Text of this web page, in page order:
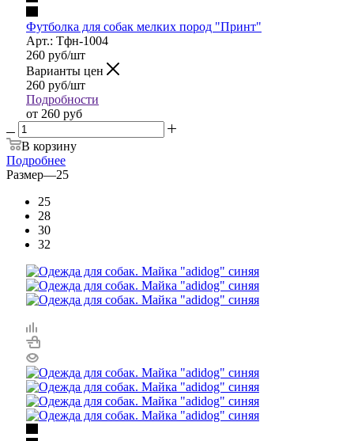
Футболка для собак мелких пород "Принт"
Арт.: Тфн-1004
260 руб/шт
Варианты цен
260 руб/шт
Подробности
от 260 руб
В корзину
Подробнее
Размер—25
25
28
30
32